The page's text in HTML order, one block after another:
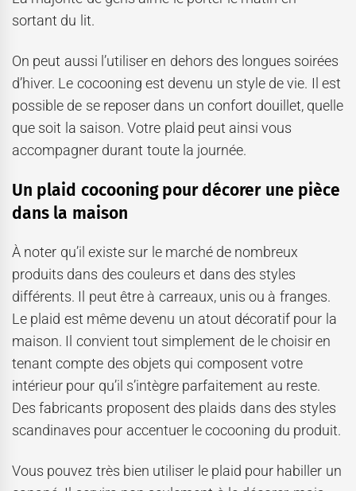
sortant du lit.
On peut aussi l’utiliser en dehors des longues soirées
d’hiver. Le cocooning est devenu un style de vie. Il est
possible de se reposer dans un confort douillet, quelle
que soit la saison. Votre plaid peut ainsi vous
accompagner durant toute la journée.
Un plaid cocooning pour décorer une pièce
dans la maison
À noter qu’il existe sur le marché de nombreux
produits dans des couleurs et dans des styles
différents. Il peut être à carreaux, unis ou à franges.
Le plaid est même devenu un atout décoratif pour la
maison. Il convient tout simplement de le choisir en
tenant compte des objets qui composent votre
intérieur pour qu’il s’intègre parfaitement au reste.
Des fabricants proposent des plaids dans des styles
scandinaves pour accentuer le cocooning du produit.
Vous pouvez très bien utiliser le plaid pour habiller un